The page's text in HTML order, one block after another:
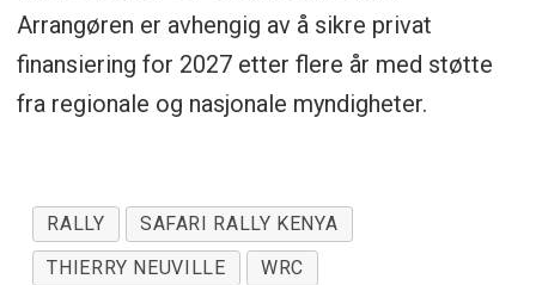
Arrangøren er avhengig av å sikre privat
finansiering for 2027 etter flere år med støtte
fra regionale og nasjonale myndigheter.
RALLY
SAFARI RALLY KENYA
THIERRY NEUVILLE
WRC